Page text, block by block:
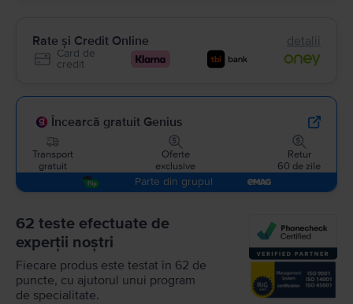
Rate și Credit Online detalii
Card de
credit
Încearcă gratuit Genius
Transport
gratuit
Oferte
exclusive
Retur
60 de zile
Parte din grupul
62 teste efectuate de
experții noștri
Fiecare produs este testat în 62 de
puncte, cu ajutorul unui program
de specialitate.